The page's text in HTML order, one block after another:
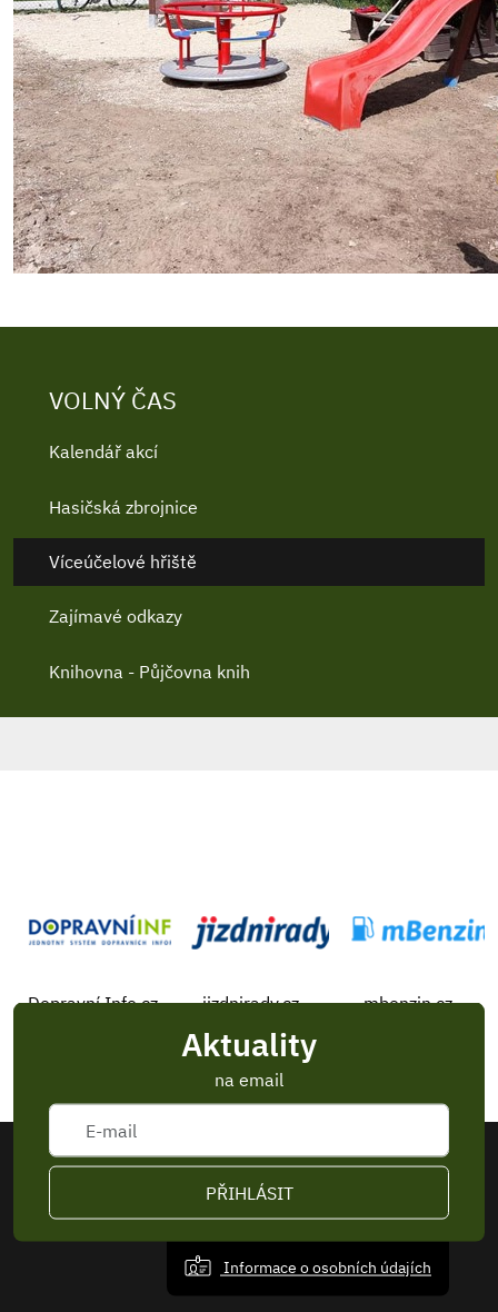
VOLNÝ ČAS
Kalendář akcí
Hasičská zbrojnice
Víceúčelové hřiště
Zajímavé odkazy
Knihovna - Půjčovna knih
Dopravní Info.cz jizdnirady.cz mbenzin.cz
Aktuality
na email
PŘIHLÁSIT
Informace o osobních údajích